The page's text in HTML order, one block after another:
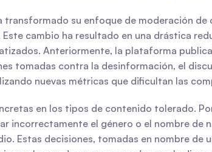
transformado su enfoque de moderación
cambio ha resultado en una drástica
Anteriormente, la plataforma
tomadas contra la desinformación, el
nuevas métricas que dificultan las
en los tipos de contenido tolerado.
incorrectamente el género o el nombre
Estas decisiones, tomadas en nombre